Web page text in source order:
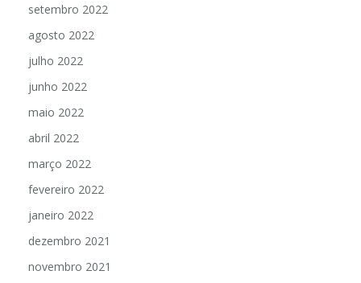
setembro 2022
agosto 2022
julho 2022
junho 2022
maio 2022
abril 2022
março 2022
fevereiro 2022
janeiro 2022
dezembro 2021
novembro 2021